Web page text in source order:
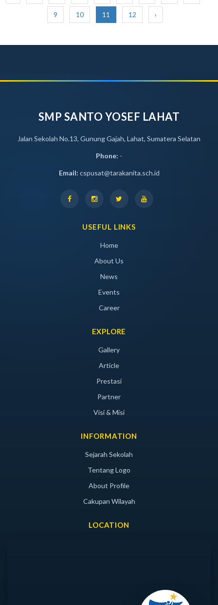
9 10 11 12 ›
SMP SANTO YOSEF LAHAT
Jalan Sekolah No.13, Gunung Gajah, Lahat, Sumatera Selatan
Phone: -
Email: cspusat@tarakanita.sch.id
USEFUL LINKS
Home
About Us
News
Events
Career
EXPLORE
Gallery
Article
Prestasi
Partner
Visi & Misi
INFORMATION
Sejarah Sekolah
Tentang Logo
About Profile
Cakupan Wilayah
LOCATION